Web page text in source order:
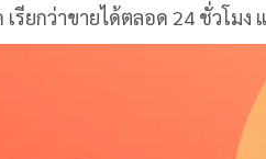
เรียกว่าขายได้ตลอด 24 ชั่วโม